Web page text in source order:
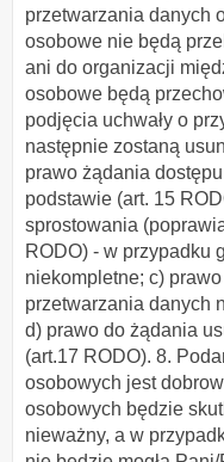
przetwarzania danych
osobowe nie będą
ani do organizacji
osobowe będą
podjęcia uchwały o
następnie zostaną
prawo żądania
podstawie (art. 15
sprostowania
RODO) - w przypadku
niekompletne; c)
przetwarzania danych
d) prawo do żądania
(art.17 RODO). 8.
osobowych jest
osobowych będzie
nieważny, a w